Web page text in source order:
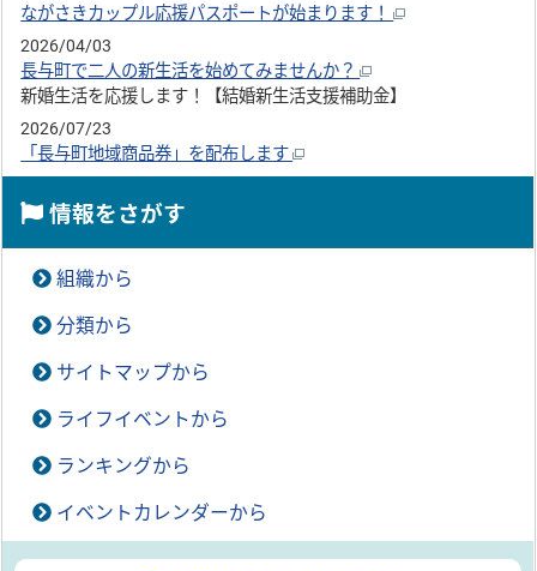
ながさきカップル応援パスポートが始まります！
2026/04/03
長与町で二人の新生活を始めてみませんか？
新婚生活を応援します！【結婚新生活支援補助金】
2026/07/23
「長与町地域商品券」を配布します
情報をさがす
組織から
分類から
サイトマップから
ライフイベントから
ランキングから
イベントカレンダーから